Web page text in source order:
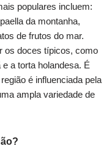
populares incluem:
da montanha,
de frutos do mar.
os doces típicos, como
a torta holandesa. É
é influenciada pela
ampla variedade de